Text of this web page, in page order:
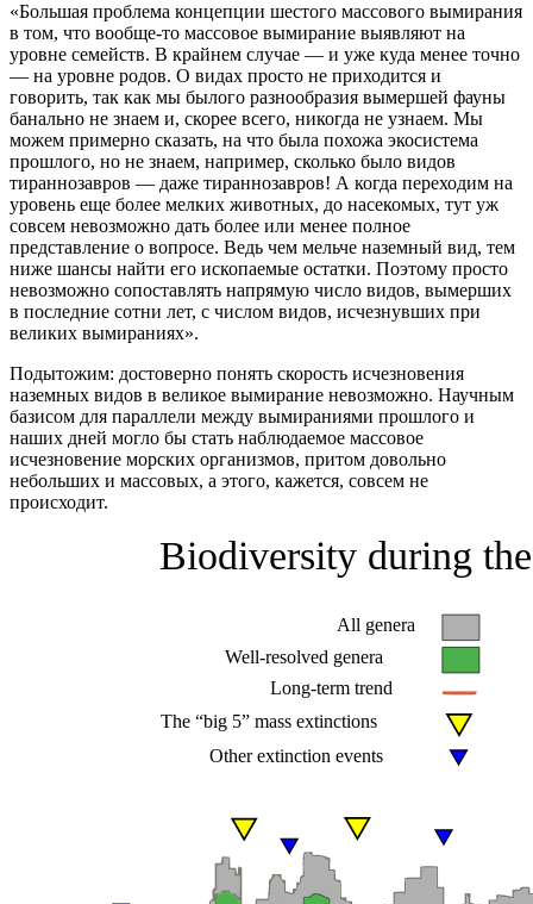
«Большая проблема концепции шестого массового вымирания
в том, что вообще-то массовое вымирание выявляют на
уровне семейств. В крайнем случае — и уже куда менее точно
— на уровне родов. О видах просто не приходится и
говорить, так как мы былого разнообразия вымершей фауны
банально не знаем и, скорее всего, никогда не узнаем. Мы
можем примерно сказать, на что была похожа экосистема
прошлого, но не знаем, например, сколько было видов
тираннозавров — даже тираннозавров! А когда переходим на
уровень еще более мелких животных, до насекомых, тут уж
совсем невозможно дать более или менее полное
представление о вопросе. Ведь чем мельче наземный вид, тем
ниже шансы найти его ископаемые остатки. Поэтому просто
невозможно сопоставлять напрямую число видов, вымерших
в последние сотни лет, с числом видов, исчезнувших при
великих вымираниях».
Подытожим: достоверно понять скорость исчезновения
наземных видов в великое вымирание невозможно. Научным
базисом для параллели между вымираниями прошлого и
наших дней могло бы стать наблюдаемое массовое
исчезновение морских организмов, притом довольно
небольших и массовых, а этого, кажется, совсем не
происходит.